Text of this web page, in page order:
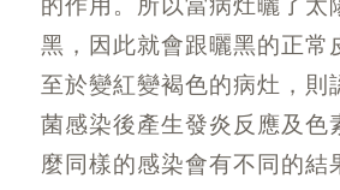
的作用。所以當病灶曬了太
黑，因此就會跟曬黑的正常
至於變紅變褐色的病灶，則
菌感染後產生發炎反應及色
麼同樣的感染會有不同的結